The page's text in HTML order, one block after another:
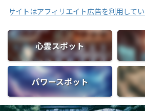
アフィリエイト広告を利用しています。
心霊スポット
パワースポット